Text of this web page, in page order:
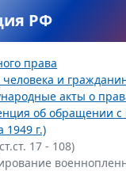
РФ
права
и
акты о
об обращении
1949 г.)
17 - 108)